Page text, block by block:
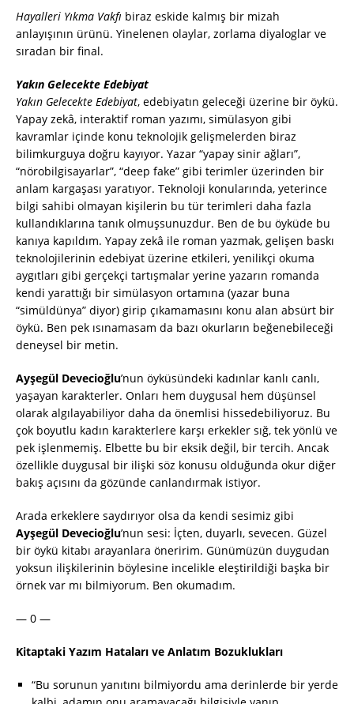
Hayalleri Yıkma Vakfı biraz eskide kalmış bir mizah
anlayışının ürünü. Yinelenen olaylar, zorlama diyaloglar ve
sıradan bir final.
Yakın Gelecekte Edebiyat
Yakın Gelecekte Edebiyat, edebiyatın geleceği üzerine bir öykü.
Yapay zekâ, interaktif roman yazımı, simülasyon gibi
kavramlar içinde konu teknolojik gelişmelerden biraz
bilimkurguya doğru kayıyor. Yazar “yapay sinir ağları”,
“nörobilgisayarlar”, “deep fake” gibi terimler üzerinden bir
anlam kargaşası yaratıyor. Teknoloji konularında, yeterince
bilgi sahibi olmayan kişilerin bu tür terimleri daha fazla
kullandıklarına tanık olmuşsunuzdur. Ben de bu öyküde bu
kanıya kapıldım. Yapay zekâ ile roman yazmak, gelişen baskı
teknolojilerinin edebiyat üzerine etkileri, yenilikçi okuma
aygıtları gibi gerçekçi tartışmalar yerine yazarın romanda
kendi yarattığı bir simülasyon ortamına (yazar buna
“simüldünya” diyor) girip çıkamamasını konu alan absürt bir
öykü. Ben pek ısınamasam da bazı okurların beğenebileceği
deneysel bir metin.
Ayşegül Devecioğlu’nun öyküsündeki kadınlar kanlı canlı,
yaşayan karakterler. Onları hem duygusal hem düşünsel
olarak algılayabiliyor daha da önemlisi hissedebiliyoruz. Bu
çok boyutlu kadın karakterlere karşı erkekler sığ, tek yönlü ve
pek işlenmemiş. Elbette bu bir eksik değil, bir tercih. Ancak
özellikle duygusal bir ilişki söz konusu olduğunda okur diğer
bakış açısını da gözünde canlandırmak istiyor.
Arada erkeklere saydırıyor olsa da kendi sesimiz gibi
Ayşegül Devecioğlu’nun sesi: İçten, duyarlı, sevecen. Güzel
bir öykü kitabı arayanlara öneririm. Günümüzün duygudan
yoksun ilişkilerinin böylesine incelikle eleştirildiği başka bir
örnek var mı bilmiyorum. Ben okumadım.
— 0 —
Kitaptaki Yazım Hataları ve Anlatım Bozuklukları
“Bu sorunun yanıtını bilmiyordu ama derinlerde bir yerde